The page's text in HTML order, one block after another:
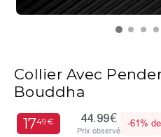
Collier Avec
Bouddha
1749€ 44.99€
Prix observé
-61%